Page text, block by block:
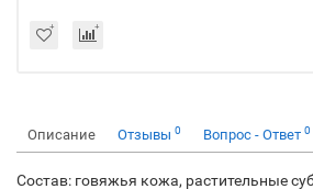
Описание Отзывы 0 Вопрос - Ответ 0
Состав: говяжья кожа, растительные